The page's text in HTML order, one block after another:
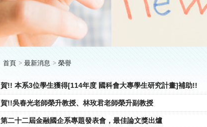
首頁 最新消息 榮譽
賀!! 本系3位學生獲得[114年度 國科會大專學生研究計畫]補助!!
賀!!吳春光老師榮升教授、林玫君老師榮升副教授
第二十二屆金融國企系專題發表會，最佳論文獎出爐